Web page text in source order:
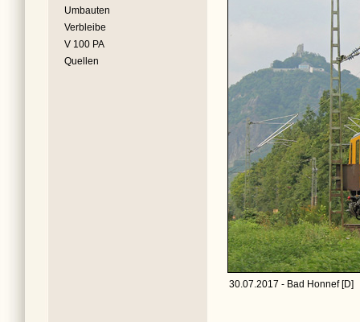
Umbauten
Verbleibe
V 100 PA
Quellen
30.07.2017 - Bad Honnef [D]